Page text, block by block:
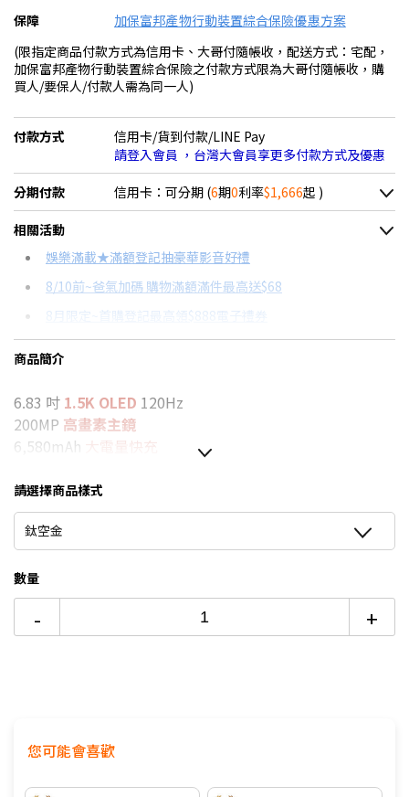
保障
加保富邦產物行動裝置綜合保險優惠方案
(限指定商品付款方式為信用卡、大哥付隨帳收，配送方式：宅配，
加保富邦產物行動裝置綜合保險之付款方式限為大哥付隨帳收，購
買人/要保人/付款人需為同一人)
付款方式
信用卡/貨到付款/LINE Pay
請登入會員 ，台灣大會員享更多付款方式及優惠
分期付款 信用卡：可分期 (6期0利率$1,666起 )
＊實際可分期數、適用利率，請以購物車顯示為主
信用卡分期
分期數
6期 0利率
6期
12期
每期金額 配合銀行/業者
相關活動
娛樂滿載★滿額登記抽豪華影音好禮
8/10前~爸氣加碼 購物滿額滿件最高送$68
8月限定~首購登記最高領$888電子禮券
8/15前~指定購物滿額最高回饋25%
更多信用卡分期0利率滿額享回饋
★舊機回收★限量加碼10%回饋
5G手機精選推薦→點我看達人教你買
推薦支援NRCA手機→點我看達人教你買
商品簡介
6.83 吋 1.5K OLED 120Hz
200MP 高畫素主鏡
6,580mAh
大電量快充
IP68 防塵防水
此商品頁資訊或規格有誤，請以原廠公告為主
支援NRCA
請選擇商品樣式
鈦空金
數量
- +
您可能會喜歡